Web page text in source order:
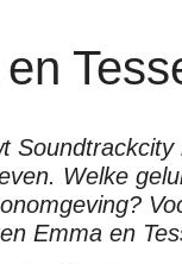
Welke
Emma en